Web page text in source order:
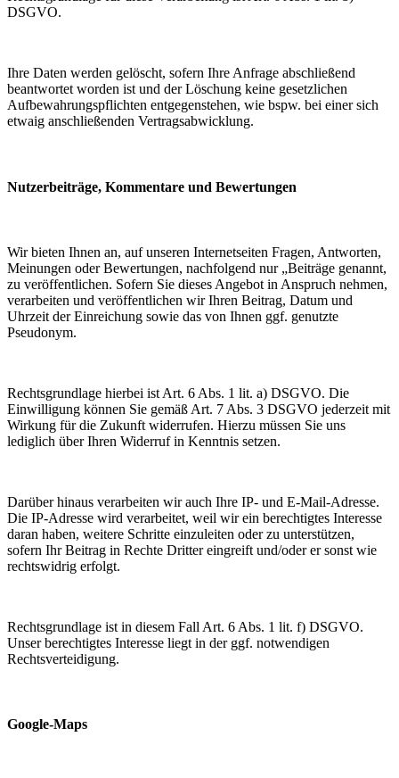
DSGVO.
Ihre Daten werden gelöscht, sofern Ihre Anfrage abschließend
beantwortet worden ist und der Löschung keine gesetzlichen
Aufbewahrungspflichten entgegenstehen, wie bspw. bei einer sich
etwaig anschließenden Vertragsabwicklung.
Nutzerbeiträge, Kommentare und Bewertungen
Wir bieten Ihnen an, auf unseren Internetseiten Fragen, Antworten,
Meinungen oder Bewertungen, nachfolgend nur „Beiträge genannt,
zu veröffentlichen. Sofern Sie dieses Angebot in Anspruch nehmen,
verarbeiten und veröffentlichen wir Ihren Beitrag, Datum und
Uhrzeit der Einreichung sowie das von Ihnen ggf. genutzte
Pseudonym.
Rechtsgrundlage hierbei ist Art. 6 Abs. 1 lit. a) DSGVO. Die
Einwilligung können Sie gemäß Art. 7 Abs. 3 DSGVO jederzeit mit
Wirkung für die Zukunft widerrufen. Hierzu müssen Sie uns
lediglich über Ihren Widerruf in Kenntnis setzen.
Darüber hinaus verarbeiten wir auch Ihre IP- und E-Mail-Adresse.
Die IP-Adresse wird verarbeitet, weil wir ein berechtigtes Interesse
daran haben, weitere Schritte einzuleiten oder zu unterstützen,
sofern Ihr Beitrag in Rechte Dritter eingreift und/oder er sonst wie
rechtswidrig erfolgt.
Rechtsgrundlage ist in diesem Fall Art. 6 Abs. 1 lit. f) DSGVO.
Unser berechtigtes Interesse liegt in der ggf. notwendigen
Rechtsverteidigung.
Google-Maps